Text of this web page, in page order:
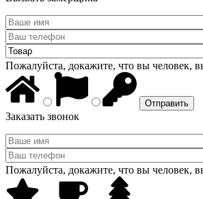
Пожалуйста, докажите, что вы человек,
Заказать звонок
Пожалуйста, докажите, что вы человек,